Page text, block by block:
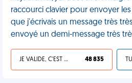
raccourci clavier pour envoyer
que j'écrivais un message très
envoyé un demi-message très
JE VALIDE, C'EST UNE VDM 48 835